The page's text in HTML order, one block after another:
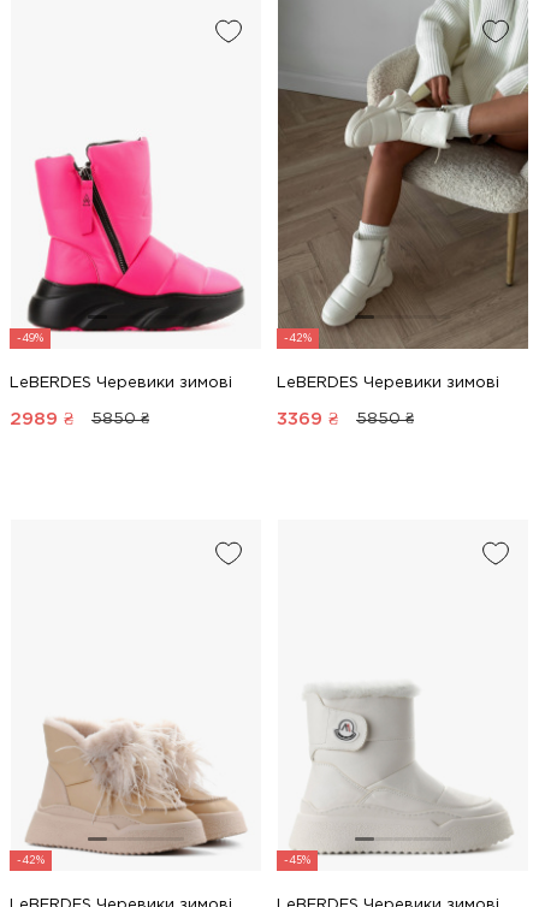
-49%
LeBERDES Черевики зимові
2989 ₴ 5850 ₴
-42%
LeBERDES Черевики зимові
3369 ₴ 5850 ₴
-42% -45%